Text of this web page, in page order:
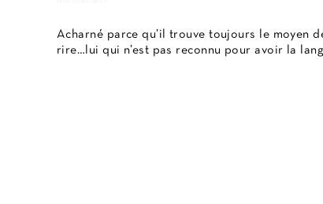
Acharné parce qu’il trouve toujours le moyen
rire…lui qui n’est pas reconnu pour avoir la